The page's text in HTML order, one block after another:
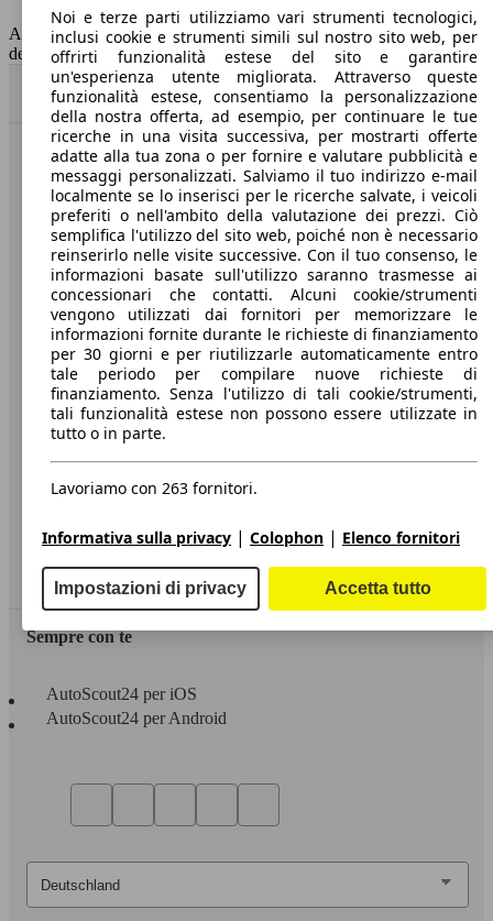
Capacità del serbatoio
55 l
AutoScout24 non si assume alcuna responsabilità per la correttezza
dei dati.
Torna su
Benvenuti su AutoScout24, il mercato auto europeo.
Società
A proposito di AutoScout24
Stampa
Media
Condizioni generali
Informazioni
Privacy
Dichiarazione di Accessibilità
Servizi
Area rivenditori
Sempre con te
AutoScout24 per iOS
AutoScout24 per Android
Noi e terze parti utilizziamo vari strumenti tecnologici,
inclusi cookie e strumenti simili sul nostro sito web, per
offrirti funzionalità estese del sito e garantire
un'esperienza utente migliorata. Attraverso queste
funzionalità estese, consentiamo la personalizzazione
della nostra offerta, ad esempio, per continuare le tue
ricerche in una visita successiva, per mostrarti offerte
adatte alla tua zona o per fornire e valutare pubblicità e
messaggi personalizzati. Salviamo il tuo indirizzo e-mail
localmente se lo inserisci per le ricerche salvate, i veicoli
preferiti o nell'ambito della valutazione dei prezzi. Ciò
semplifica l'utilizzo del sito web, poiché non è necessario
reinserirlo nelle visite successive. Con il tuo consenso, le
informazioni basate sull'utilizzo saranno trasmesse ai
concessionari che contatti. Alcuni cookie/strumenti
vengono utilizzati dai fornitori per memorizzare le
informazioni fornite durante le richieste di finanziamento
per 30 giorni e per riutilizzarle automaticamente entro
tale periodo per compilare nuove richieste di
finanziamento. Senza l'utilizzo di tali cookie/strumenti,
tali funzionalità estese non possono essere utilizzate in
tutto o in parte.
Lavoriamo con 263 fornitori.
Informativa sulla privacy | Colophon | Elenco fornitori
Impostazioni di privacy Accetta tutto